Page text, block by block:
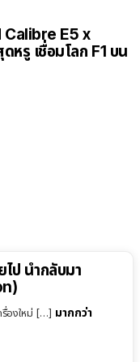
Calibre E5 x
หรู เชื่อมโลก F1 บน
ป นำกลับมา
รื่องใหม่ […] มากกว่า